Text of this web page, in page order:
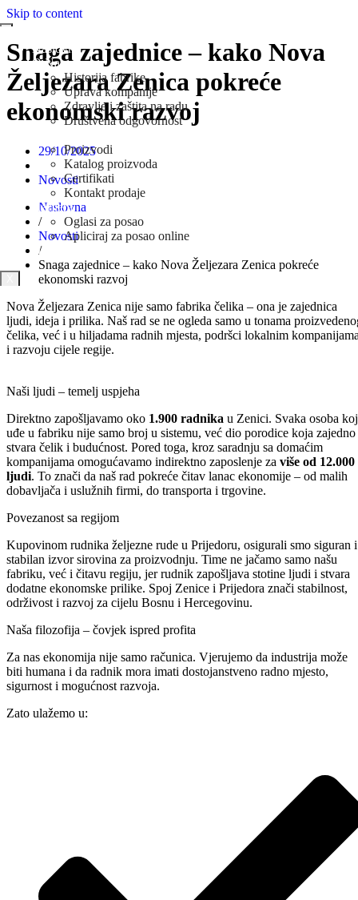
Skip to content
Naslovna
O Nama
Historija fabrike
Uprava kompanije
Zdravlje i zaštita na radu
Društvena odgovornost
Proizvodi
Katalog proizvoda
Certifikati
Kontakt prodaje
Karijera
Oglasi za posao
Apliciraj za posao online
Novosti
Snaga zajednice – kako Nova
Željezara Zenica pokreće
ekonomski razvoj
29/10/2025
Novosti
Naslovna
/
Novosti
/
Snaga zajednice – kako Nova Željezara Zenica pokreće
ekonomski razvoj
Nova Željezara Zenica nije samo fabrika čelika – ona je zajednica
ljudi, ideja i prilika. Naš rad se ne ogleda samo u tonama
čelika, već i u hiljadama radnih mjesta, podršci lokalnim
i razvoju cijele regije.
Naši ljudi – temelj uspjeha
Direktno zapošljavamo oko 1.900 radnika u Zenici. Svaka osoba
uđe u fabriku nije samo broj u sistemu, već dio porodice koja zajedno
stvara čelik i budućnost. Pored toga, kroz saradnju sa domaćim
kompanijama omogućavamo indirektno zaposlenje za više od 12.000
ljudi. To znači da naš rad pokreće čitav lanac ekonomije – od malih
dobavljača i uslužnih firmi, do transporta i trgovine.
Povezanost sa regijom
Kupovinom rudnika željezne rude u Prijedoru, osigurali smo siguran i
stabilan izvor sirovina za proizvodnju. Time ne jačamo samo našu
fabriku, već i čitavu regiju, jer rudnik zapošljava stotine ljudi i stvara
dodatne ekonomske prilike. Spoj Zenice i Prijedora znači stabilnost,
održivost i razvoj za cijelu Bosnu i Hercegovinu.
Naša filozofija – čovjek ispred profita
Za nas ekonomija nije samo računica. Vjerujemo da industrija može
biti humana i da radnik mora imati dostojanstveno radno mjesto,
sigurnost i mogućnost razvoja.
Zato ulažemo u: